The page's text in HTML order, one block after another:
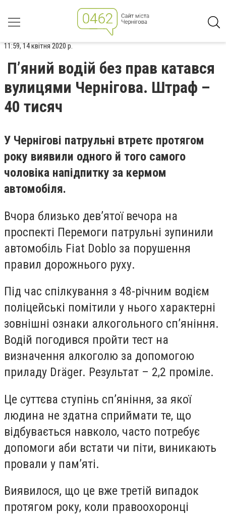
11:59, 14 квітня 2020 р.
П’яний водій без прав катався
вулицями Чернігова. Штраф –
40 тисяч
У Чернігові патрульні втретє протягом
року виявили одного й того самого
чоловіка напідпитку за кермом
автомобіля.
Вчора близько дев’ятої вечора на
проспекті Перемоги патрульні зупинили
автомобіль Fiat Doblo за порушення
правил дорожнього руху.
Під час спілкування з 48-річним водієм
поліцейські помітили у нього характерні
зовнішні ознаки алкогольного сп’яніння.
Водій погодився пройти тест на
визначення алкоголю за допомогою
приладу Dräger. Результат – 2,2 проміле.
Це суттєва ступінь сп’яніння, за якої
людина не здатна сприймати те, що
відбувається навколо, часто потребує
допомоги аби встати чи піти, виникають
провали у пам’яті.
Виявилося, що це вже третій випадок
протягом року, коли правоохоронці